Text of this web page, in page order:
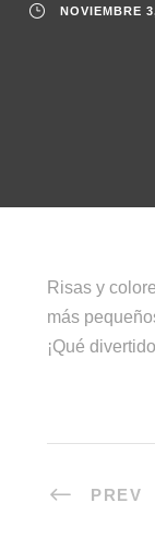
NOVIEMBRE
Risas y
más
¡Qué
PREV